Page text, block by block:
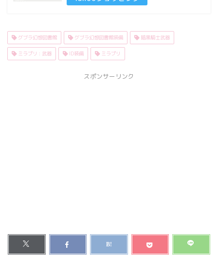
グブラ幻想図書館 グブラ幻想図書館装備 暗黒騎士武器
ミラプリ : 武器 ID装備 ミラプリ
スポンサーリンク